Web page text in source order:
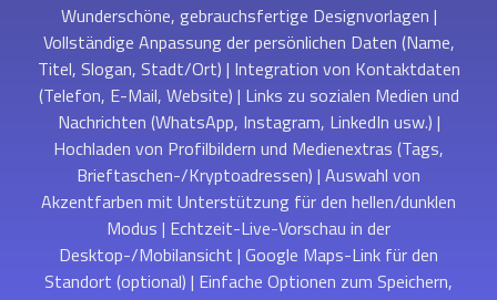
Wunderschöne, gebrauchsfertige Designvorlagen |
Vollständige Anpassung der persönlichen Daten (Name,
Titel, Slogan, Stadt/Ort) | Integration von Kontaktdaten
(Telefon, E-Mail, Website) | Links zu sozialen Medien und
Nachrichten (WhatsApp, Instagram, LinkedIn usw.) |
Hochladen von Profilbildern und Medienextras (Tags,
Brieftaschen-/Kryptoadressen) | Auswahl von
Akzentfarben mit Unterstützung für den hellen/dunklen
Modus | Echtzeit-Live-Vorschau in der
Desktop-/Mobilansicht | Google Maps-Link für den
Standort (optional) | Einfache Optionen zum Speichern,